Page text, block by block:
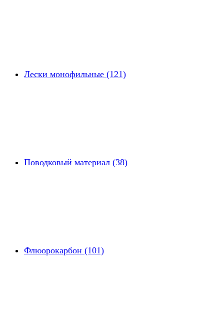
Лески монофильные (121)
Поводковый материал (38)
Флюорокарбон (101)